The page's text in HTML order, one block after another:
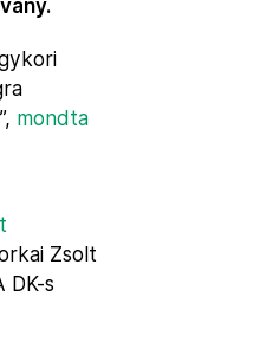
mondta
Zsolt
DK-s